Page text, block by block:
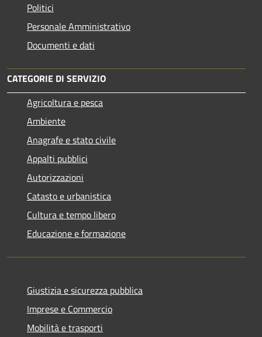
Politici
Personale Amministrativo
Documenti e dati
CATEGORIE DI SERVIZIO
Agricoltura e pesca
Ambiente
Anagrafe e stato civile
Appalti pubblici
Autorizzazioni
Catasto e urbanistica
Cultura e tempo libero
Educazione e formazione
Giustizia e sicurezza pubblica
Imprese e Commercio
Mobilità e trasporti